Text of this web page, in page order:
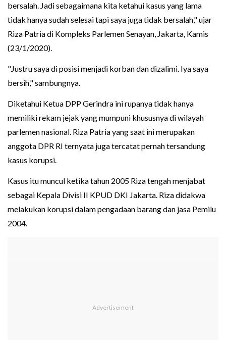
bersalah. Jadi sebagaimana kita ketahui kasus yang lama
tidak hanya sudah selesai tapi saya juga tidak bersalah," ujar
Riza Patria di Kompleks Parlemen Senayan, Jakarta, Kamis
(23/1/2020).
"Justru saya di posisi menjadi korban dan dizalimi. Iya saya
bersih," sambungnya.
Diketahui Ketua DPP Gerindra ini rupanya tidak hanya
memiliki rekam jejak yang mumpuni khususnya di wilayah
parlemen nasional. Riza Patria yang saat ini merupakan
anggota DPR RI ternyata juga tercatat pernah tersandung
kasus korupsi.
Kasus itu muncul ketika tahun 2005 Riza tengah menjabat
sebagai Kepala Divisi II KPUD DKI Jakarta. Riza didakwa
melakukan korupsi dalam pengadaan barang dan jasa Pemilu
2004.